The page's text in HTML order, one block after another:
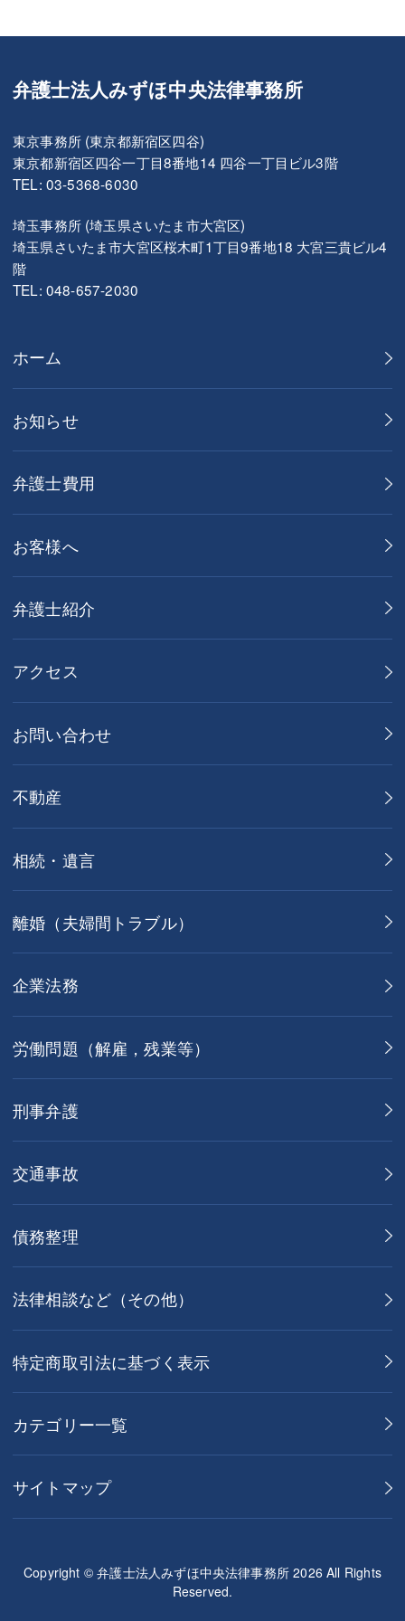
弁護士法人みずほ中央法律事務所
東京事務所 (東京都新宿区四谷)
東京都新宿区四谷一丁目8番地14 四谷一丁目ビル3階
TEL: 03-5368-6030
埼玉事務所 (埼玉県さいたま市大宮区)
埼玉県さいたま市大宮区桜木町1丁目9番地18 大宮三貴ビル4
階
TEL: 048-657-2030
ホーム
お知らせ
弁護士費用
お客様へ
弁護士紹介
アクセス
お問い合わせ
不動産
相続・遺言
離婚（夫婦間トラブル）
企業法務
労働問題（解雇，残業等）
刑事弁護
交通事故
債務整理
法律相談など（その他）
特定商取引法に基づく表示
カテゴリー一覧
サイトマップ
Copyright © 弁護士法人みずほ中央法律事務所 2026 All Rights
Reserved.